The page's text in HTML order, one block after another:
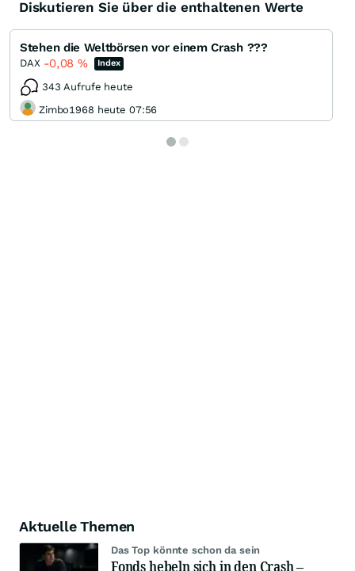
Diskutieren Sie über die enthaltenen Werte
Stehen die Weltbörsen vor einem Crash ???
DAX -0,08 % Index
343 Aufrufe heute
Zimbo1968 heute 07:56
Aktuelle Themen
Das Top könnte schon da sein
Fonds hebeln sich in den Crash –